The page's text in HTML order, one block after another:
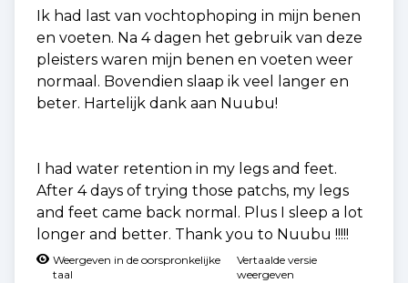
Ik had last van vochtophoping in mijn benen
en voeten. Na 4 dagen het gebruik van deze
pleisters waren mijn benen en voeten weer
normaal. Bovendien slaap ik veel langer en
beter. Hartelijk dank aan Nuubu!
I had water retention in my legs and feet.
After 4 days of trying those patchs, my legs
and feet came back normal. Plus I sleep a lot
longer and better. Thank you to Nuubu !!!!!
Weergeven in de oorspronkelijke
taal
Vertaalde versie
weergeven